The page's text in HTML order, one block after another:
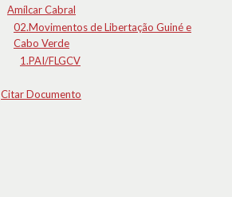
Amílcar Cabral
02.Movimentos de Libertação Guiné e
Cabo Verde
1.PAI/FLGCV
Citar Documento